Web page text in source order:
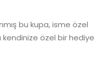
bu kupa, isme özel
kendinize özel bir hediye